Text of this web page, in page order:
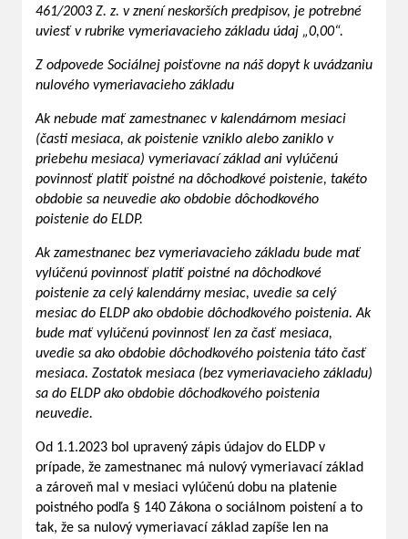
461/2003 Z. z. v znení neskorších predpisov, je potrebné
uviesť v rubrike vymeriavacieho základu údaj „0,00“.
Z odpovede Sociálnej poisťovne na náš dopyt k uvádzaniu
nulového vymeriavacieho základu
Ak nebude mať zamestnanec v kalendárnom mesiaci
(časti mesiaca, ak poistenie vzniklo alebo zaniklo v
priebehu mesiaca) vymeriavací základ ani vylúčenú
povinnosť platiť poistné na dôchodkové poistenie, takéto
obdobie sa neuvedie ako obdobie dôchodkového
poistenie do ELDP.
Ak zamestnanec bez vymeriavacieho základu bude mať
vylúčenú povinnosť platiť poistné na dôchodkové
poistenie za celý kalendárny mesiac, uvedie sa celý
mesiac do ELDP ako obdobie dôchodkového poistenia. Ak
bude mať vylúčenú povinnosť len za časť mesiaca,
uvedie sa ako obdobie dôchodkového poistenia táto časť
mesiaca. Zostatok mesiaca (bez vymeriavacieho základu)
sa do ELDP ako obdobie dôchodkového poistenia
neuvedie.
Od 1.1.2023 bol upravený zápis údajov do ELDP v
prípade, že zamestnanec má nulový vymeriavací základ
a zároveň mal v mesiaci vylúčenú dobu na platenie
poistného podľa § 140 Zákona o sociálnom poistení a to
tak, že sa nulový vymeriavací základ zapíše len na